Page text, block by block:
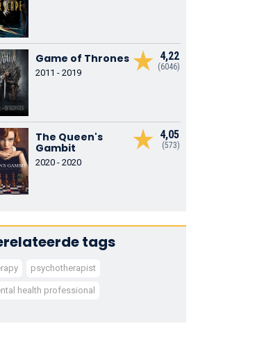
4,22
(6046)
Game of Thrones
2011 - 2019
4,05
(573)
The Queen's
Gambit
2020 - 2020
tags
psychotherapist
health professional